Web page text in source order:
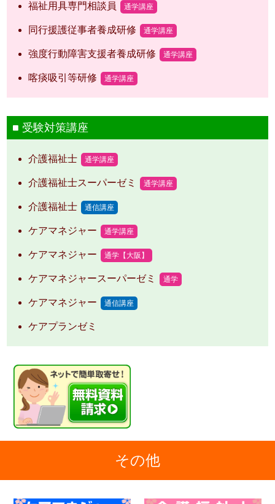
福祉用具専門相談員 通学講座
同行援護従事者養成研修 通学講座
強度行動障害支援者養成研修 通学講座
喀痰吸引等研修 通学講座
受験対策講座
介護福祉士 通学講座
介護福祉士スーパーゼミ 通学講座
介護福祉士 通信講座
ケアマネジャー 通学講座
ケアマネジャー 通学【大阪】
ケアマネジャースーパーゼミ 通学
ケアマネジャー 通信講座
ケアプランゼミ
その他